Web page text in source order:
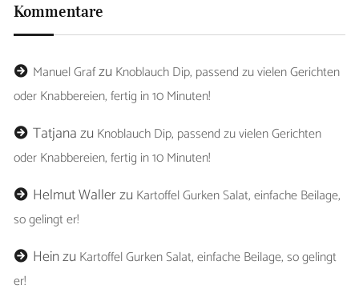
Kommentare
Manuel Grafzu Knoblauch Dip, passend zu vielen Gerichten
oder Knabbereien, fertig in 10 Minuten!
Tatjanazu Knoblauch Dip, passend zu vielen Gerichten
oder Knabbereien, fertig in 10 Minuten!
Helmut Wallerzu Kartoffel Gurken Salat, einfache Beilage,
so gelingt er!
Heinzu Kartoffel Gurken Salat, einfache Beilage, so gelingt
er!